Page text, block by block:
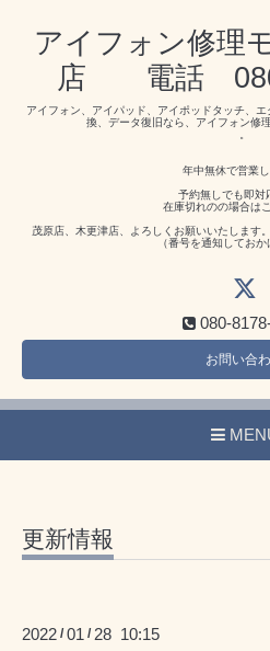
アイフォン修理
店 電話
アイフォン、アイパッド、アイポッドタッチ、
換、データ復旧なら、アイフォン修
年中無休で営業
予約無しでも即対
在庫切れのの場合は
茂原店、木更津店、よろしくお願いいたします
（番号を通知しておか
080-
お問い合
更新情報
2022 /01 / 28 10:15